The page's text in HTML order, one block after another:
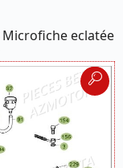
Microfiche eclatée